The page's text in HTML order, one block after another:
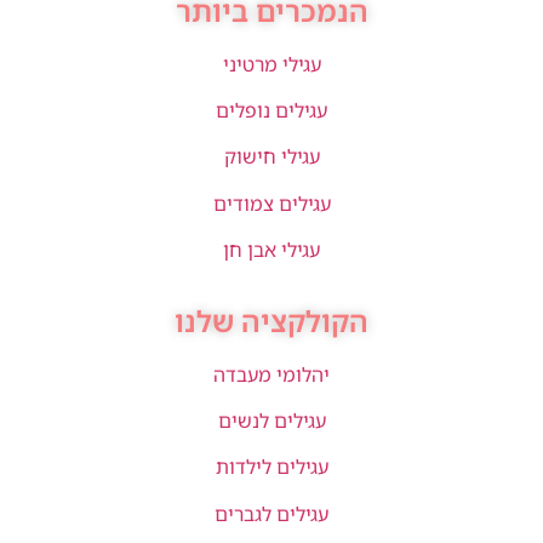
הנמכרים ביותר
עגילי מרטיני
עגילים נופלים
עגילי חישוק
עגילים צמודים
עגילי אבן חן
הקולקציה שלנו
יהלומי מעבדה
עגילים לנשים
עגילים לילדות
עגילים לגברים